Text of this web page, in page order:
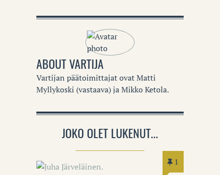
ABOUTVARTIJA
Vartijan päätoimittajat ovat Matti
Myllykoski (vastaava) ja Mikko Ketola.
JOKO OLET LUKENUT...
1